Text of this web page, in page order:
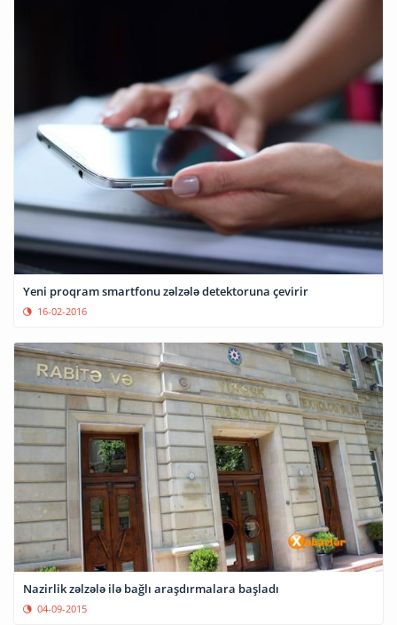
Yeni proqram smartfonu zəlzələ detektoruna çevirir
16-02-2016
Nazirlik zəlzələ ilə bağlı araşdırmalara başladı
04-09-2015